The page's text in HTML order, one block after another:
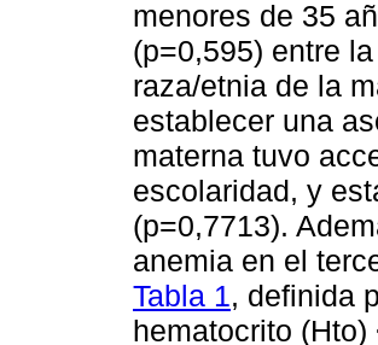
menores de 35
(p=0,595) entre
raza/etnia de la
establecer una
materna tuvo
escolaridad, y
(p=0,7713).
anemia en el
Tabla 1, definida
hematocrito